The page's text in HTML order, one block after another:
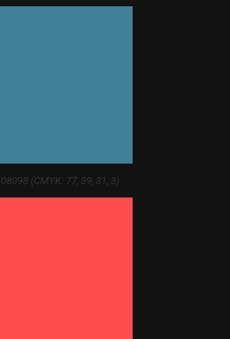
(CMYK: 77, 39, 31, 3)